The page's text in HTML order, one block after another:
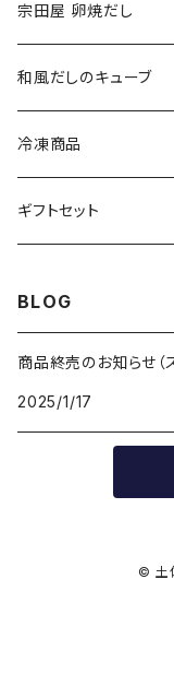
宗田屋 卵焼だし
和風だしのキューブ
冷凍商品
ギフトセット
BLOG
商品終売のお知らせ（
2025/1/17
© 土